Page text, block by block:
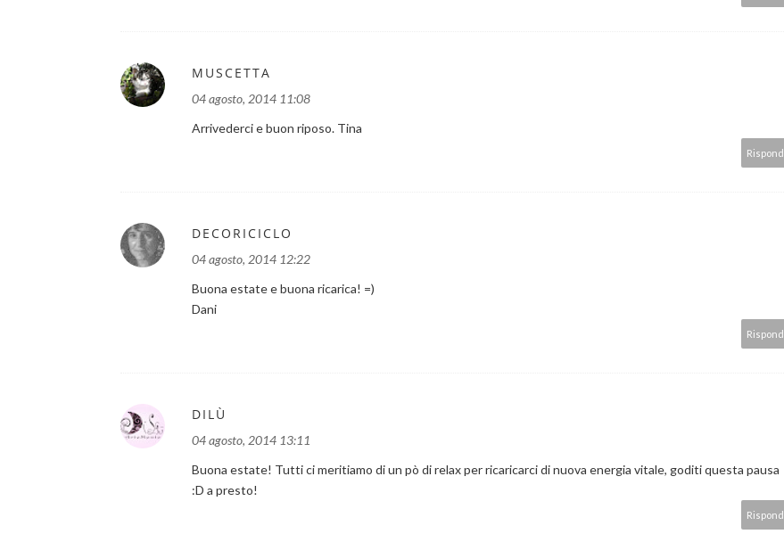
MUSCETTA
04 agosto, 2014 11:08
Arrivederci e buon riposo. Tina
DECORICICLO
04 agosto, 2014 12:22
Buona estate e buona ricarica! =)
Dani
DILÙ
04 agosto, 2014 13:11
Buona estate! Tutti ci meritiamo di un pò di relax per ricaricarci di nuova energia vitale, goditi questa pausa
:D a presto!